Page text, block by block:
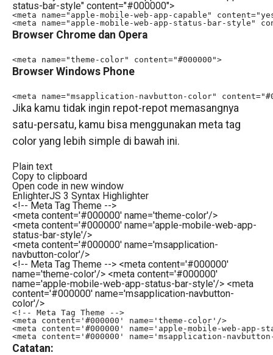
status-bar-style" content="#000000">
<meta name="apple-mobile-web-app-capable"
<meta name="apple-mobile-web-app-status-bar-style"
Browser Chrome dan Opera
<meta name="theme-color" content="#000000">
Browser Windows Phone
<meta name="msapplication-navbutton-color"
Jika kamu tidak ingin repot-repot memasangnya
satu-persatu, kamu bisa menggunakan meta tag
color yang lebih simple di bawah ini.
Plain text
Copy to clipboard
Open code in new window
EnlighterJS 3 Syntax Highlighter
<!-- Meta Tag Theme -->
<meta content='#000000' name='theme-color'/>
<meta content='#000000' name='apple-mobile-web-app-
status-bar-style'/>
<meta content='#000000' name='msapplication-
navbutton-color'/>
<!-- Meta Tag Theme --> <meta content='#000000'
name='theme-color'/> <meta content='#000000'
name='apple-mobile-web-app-status-bar-style'/> <meta
content='#000000' name='msapplication-navbutton-
color'/>
<!-- Meta Tag Theme -->
<meta content='#000000' name='theme-color'/>
<meta content='#000000' name='apple-mobile-web-
<meta content='#000000' name='msapplication-
Catatan: